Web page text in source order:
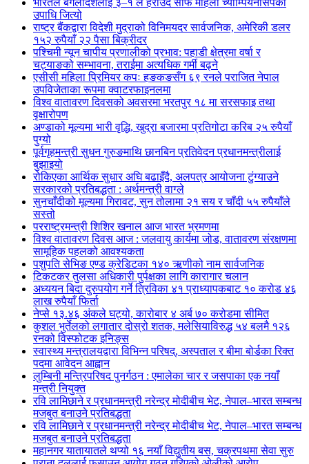
भारतले बंगलादेशलाई ३–१ ले हराउँदै साफ महिला च्याम्पियनसिपको
उपाधि जित्यो
राष्ट्र बैंकद्वारा विदेशी मुद्राको विनिमयदर सार्वजनिक, अमेरिकी डलर
१५२ रुपैयाँ २२ पैसा बिक्रीदर
पश्चिमी न्यून चापीय प्रणालीको प्रभाव: पहाडी क्षेत्रमा वर्षा र
चट्याङको सम्भावना, तराईमा अत्यधिक गर्मी बढ्ने
एसीसी महिला प्रिमियर कपः हङकङसँग ६९ रनले पराजित नेपाल
उपविजेताका रूपमा क्वाटरफाइनलमा
विश्व वातावरण दिवसको अवसरमा भरतपुर १८ मा सरसफाइ तथा
वृक्षारोपण
अण्डाको मूल्यमा भारी वृद्धि, खुद्रा बजारमा प्रतिगोटा करिब २५ रुपैयाँ
पुग्यो
पूर्वगृहमन्त्री सुधन गुरुङमाथि छानबिन प्रतिवेदन प्रधानमन्त्रीलाई
बुझाइयो
रोकिएका आर्थिक सुधार अघि बढाइँदै, अलपत्र आयोजना टुंग्याउने
सरकारको प्रतिबद्धता : अर्थमन्त्री वाग्ले
सुनचाँदीको मूल्यमा गिरावट, सुन तोलामा २१ सय र चाँदी ५५ रुपैयाँले
सस्तो
परराष्ट्रमन्त्री शिशिर खनाल आज भारत भ्रमणमा
विश्व वातावरण दिवस आज : जलवायु कार्यमा जोड, वातावरण संरक्षणमा
सामूहिक पहलको आवश्यकता
पशुपति सेभिङ एण्ड क्रेडिटका १४० ऋणीको नाम सार्वजनिक
टिकटकर तुलसा अधिकारी पुर्पक्षका लागि कारागार चलान
अध्ययन बिदा दुरुपयोग गर्ने त्रिविका ४१ प्राध्यापकबाट १० करोड ४६
लाख रुपैयाँ फिर्ता
नेप्से १३.४६ अंकले घट्यो, कारोबार ४ अर्ब ७० करोडमा सीमित
कुशल भुर्तेलको लगातार दोस्रो शतक, मलेसियाविरुद्ध ५४ बलमै १२६
रनको विस्फोटक इनिङ्स
स्वास्थ्य मन्त्रालयद्वारा विभिन्न परिषद्, अस्पताल र बीमा बोर्डका रिक्त
पदमा आवेदन आह्वान
लुम्बिनी मन्त्रिपरिषद पुनर्गठन : एमालेका चार र जसपाका एक नयाँ
मन्त्री नियुक्त
रवि लामिछाने र प्रधानमन्त्री नरेन्द्र मोदीबीच भेट, नेपाल–भारत सम्बन्ध
मजबुत बनाउने प्रतिबद्धता
रवि लामिछाने र प्रधानमन्त्री नरेन्द्र मोदीबीच भेट, नेपाल–भारत सम्बन्ध
मजबुत बनाउने प्रतिबद्धता
महानगर यातायातले थप्यो १६ नयाँ विद्युतीय बस, चक्रपथमा सेवा सुरु